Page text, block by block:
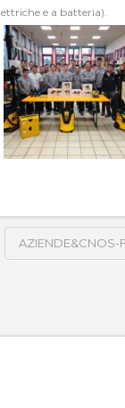
e a batteria).
AZIENDE&CNOS-